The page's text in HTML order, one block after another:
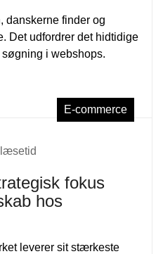
danskerne finder og
Det udfordrer det hidtidige
i webshops.
E-commerce
fokus
hos
leverer sit stærkeste